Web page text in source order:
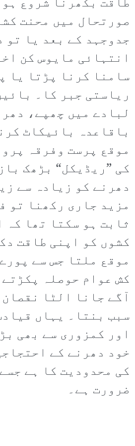
صورتحال میں محنت
جدوجہد کے بعد یا تو
انتہائی مایوس کن
سامنا کرنا پڑتا یا
ریاستی جبر کا۔
لبادے میں چھپے،
باقاعدہ بائیکاٹ
موقع پرست وفرقہ
کی ”ریڈیکل“ بڑھک
دھرنے کو زیادہ سے
مزید جاری رکھنا تو
ثابت ہو سکتا تھا کہ
کشوں کو اپنی طاقت
موقع ملتا جس سے
کش عوام حوصلہ
آگے جانا الٹا
سبب بنتا۔ یہاں
اور کمزوری سے بھی
خود دھرنے کے
کی محدودیت کا ہے
ضرورت ہے۔